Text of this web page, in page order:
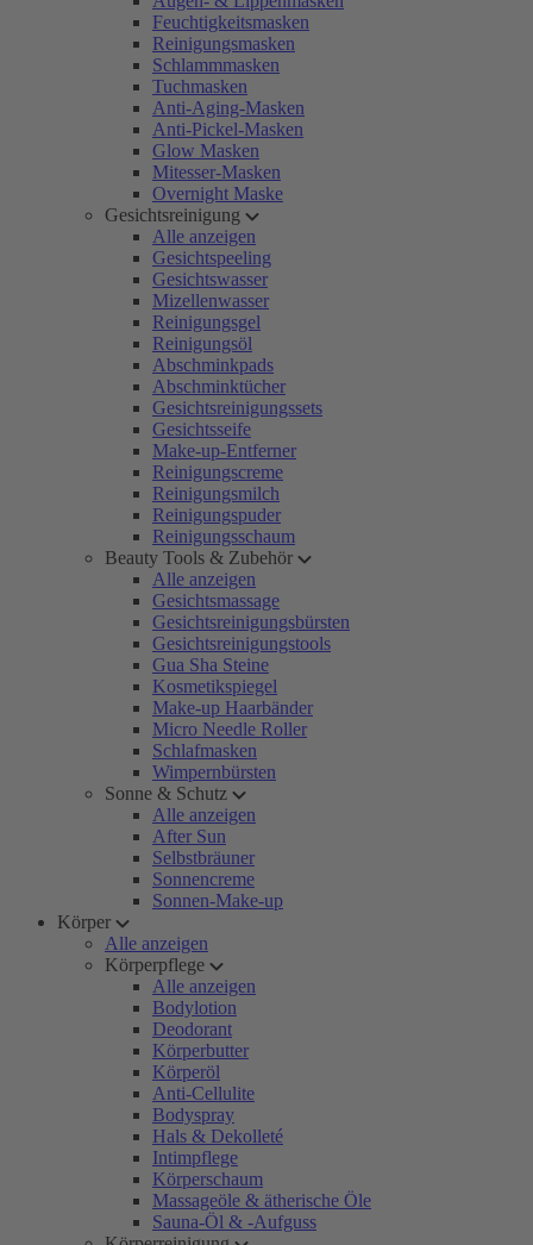
Feuchtigkeitsmasken
Reinigungsmasken
Schlammmasken
Tuchmasken
Anti-Aging-Masken
Anti-Pickel-Masken
Glow Masken
Mitesser-Masken
Overnight Maske
Gesichtsreinigung
Alle anzeigen
Gesichtspeeling
Gesichtswasser
Mizellenwasser
Reinigungsgel
Reinigungsöl
Abschminkpads
Abschminktücher
Gesichtsreinigungssets
Gesichtsseife
Make-up-Entferner
Reinigungscreme
Reinigungsmilch
Reinigungspuder
Reinigungsschaum
Beauty Tools & Zubehör
Alle anzeigen
Gesichtsmassage
Gesichtsreinigungsbürsten
Gesichtsreinigungstools
Gua Sha Steine
Kosmetikspiegel
Make-up Haarbänder
Micro Needle Roller
Schlafmasken
Wimpernbürsten
Sonne & Schutz
Alle anzeigen
After Sun
Selbstbräuner
Sonnencreme
Sonnen-Make-up
Körper
Alle anzeigen
Körperpflege
Alle anzeigen
Bodylotion
Deodorant
Körperbutter
Körperöl
Anti-Cellulite
Bodyspray
Hals & Dekolleté
Intimpflege
Körperschaum
Massageöle & ätherische Öle
Sauna-Öl & -Aufguss